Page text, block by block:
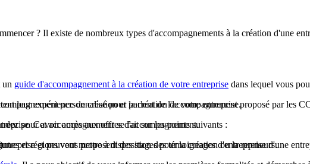
? Il existe de nombreux types d'accompagnements à la création d'une
un guide d'accompagnement à la création de votre entreprise dans lequel vous
leur expérience de création et parlent de l'accompagnement proposé par les
Cet accompagnement se fait sur les points suivants :
personnalisé pour la création de votre entreprise.
pour avoir accès aux offres d'accompagnement.
et peuvent mettre à disposition des témoignages d'entrepreneurs.
et régions vous proposent des stages pour la création ou la reprise d'une